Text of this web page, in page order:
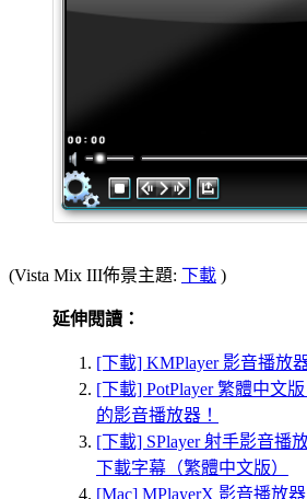
(Vista Mix III佈景主題: 下載 )
延伸閱讀：
[下載] KMPlayer 影音播放
[下載] PotPlayer 繁體中文
的影音播放器！
[下載] SPlayer 射手影音播
下載字幕（繁體中文版）
[Mac] MPlayerX 影音播放